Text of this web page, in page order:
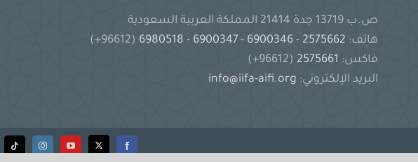
ص.ب 13719 جدة 21414 المملكة العربية السعودية
هاتف:
-
6900346
-
6900347
-
(96612+)
فاكس:
(96612+)
البريد الإلكتروني: info@iifa-aifi.org